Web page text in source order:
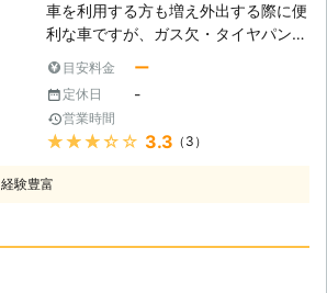
ッテリーの劣化 上記がバッテリー上
がりの原因となる、事象です。「あ
っ！これが原因かも！」という例は、
ありましたでしょうか。このような状
況を避けるためにも、参考にしてみて
くださいませ。 ●ジャンプスタート
による復旧！適切な作業で迅速に車を
動かします 弊社はお客様の車を、ジ
とは、車にエンジンを動かす程度の電
車を利用する方も増え外出する際に便
利な車ですが、ガス欠・タイヤパン
るトラブルは多いです。 その中でも
車のバッテリー上がりに関する問題
は、依頼数の最も多いトラブルです。
外出先で突然エンジンが動かなくなっ
急にそのようなトラブルが発生してし
目安料金 ー
定休日 -
営業時間
★★★★★ 3.3 （3）
経験豊富